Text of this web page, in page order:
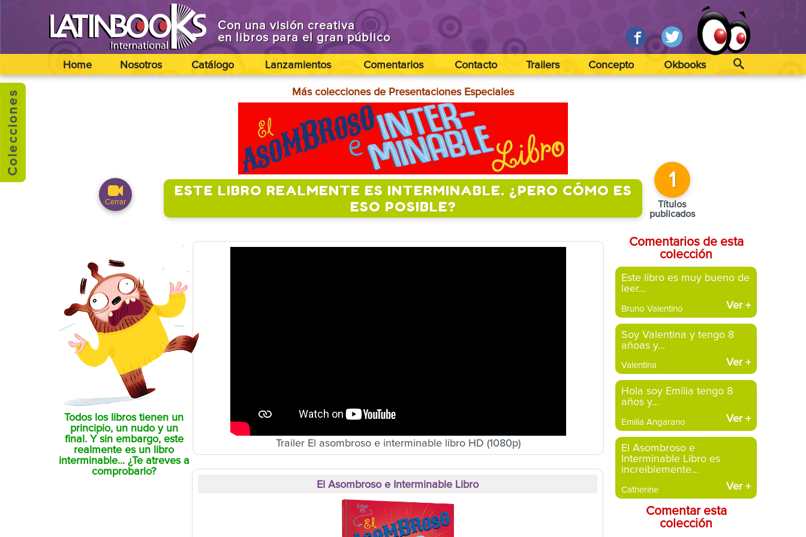
Con una visión creativa
en libros para el gran público
Home Nosotros Catálogo Lanzamientos Comentarios Contacto Trailers Concepto Okbooks
Cerrar
Más colecciones de Presentaciones Especiales
ESTE LIBRO REALMENTE ES INTERMINABLE. ¿PERO CÓMO ES
ESO POSIBLE?
1
Títulos
publicados
Trailer El asombroso e interminable libro HD (1080p)
El Asombroso e Interminable Libro
Todos los libros tienen un
principio, un nudo y un
final. Y sin embargo, este
realmente es un libro
interminable... ¿Te atreves a
comprobarlo?
Comentarios de esta
colección
Este libro es muy bueno de
leer...
Ver +
Bruno Valentino
Soy Valentina y tengo 8
añoas y...
Ver +
Valentina
Hola soy Emilia tengo 8
años y...
Ver +
Emilia Angarano
El Asombroso e
Interminable Libro es
increiblemente...
Ver +
Catherine
Comentar esta
colección